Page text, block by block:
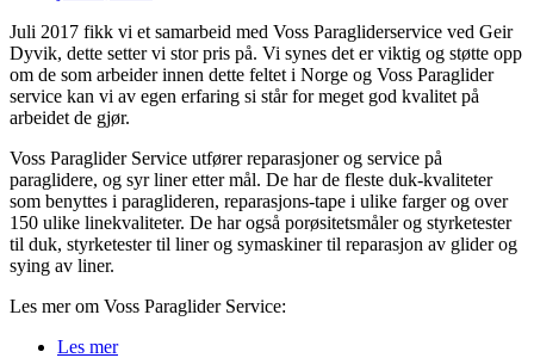
Juli 2017 fikk vi et samarbeid med Voss Paragliderservice ved Geir
Dyvik, dette setter vi stor pris på. Vi synes det er viktig og støtte opp
om de som arbeider innen dette feltet i Norge og Voss Paraglider
service kan vi av egen erfaring si står for meget god kvalitet på
arbeidet de gjør.
Voss Paraglider Service utfører reparasjoner og service på
paraglidere, og syr liner etter mål. De har de fleste duk-kvaliteter
som benyttes i paraglideren, reparasjons-tape i ulike farger og over
150 ulike linekvaliteter. De har også porøsitetsmåler og styrketester
til duk, styrketester til liner og symaskiner til reparasjon av glider og
sying av liner.
Les mer om Voss Paraglider Service:
Les mer